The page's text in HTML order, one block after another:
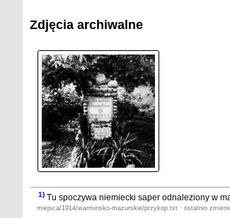
Zdjęcia archiwalne
1) Tu spoczywa niemiecki saper odnaleziony w
miejsca/1914/warminsko-mazurskie/przykop.txt · ostatnio